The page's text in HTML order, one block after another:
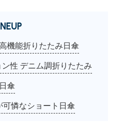
機能折りたたみ日傘
性 デニム調折りたたみ
日傘
憐なショート日傘